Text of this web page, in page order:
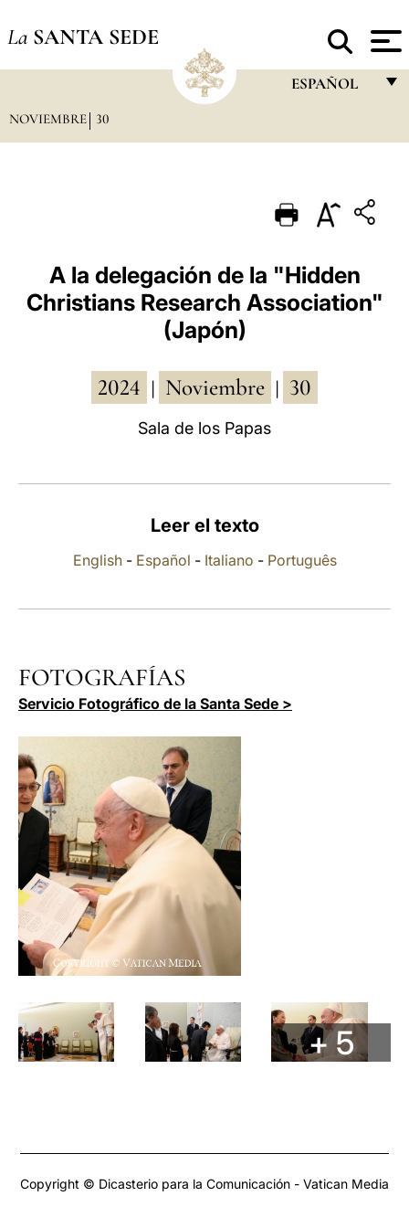
La SANTA SEDE
ESPAÑOL
PORTUGUÊS
ESPAÑOL
DEUTSCH
العربيّة
中文
NOVIEMBRE 30
A la delegación de la "Hidden
Christians Research Association"
(Japón)
2024 Noviembre 30
Sala de los Papas
Leer el texto
English- Español - Italiano - Português
FOTOGRAFÍAS
Servicio Fotográfico de la Santa Sede >
+ 5
Copyright © Dicasterio para la Comunicación - Vatican Media